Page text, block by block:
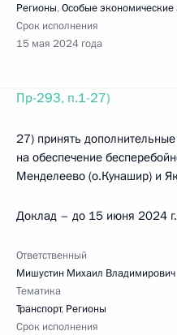
Регионы,Особые экономические
Срок исполнения
15 мая 2024 года
Пр-293, п.1-27)
27) принять
на обеспечение
Менделеево (о.Кунашир) и
Доклад – до 15 июня 2024
Ответственный
Мишустин Михаил Владимирович
Тематика
Транспорт, Регионы
Срок исполнения